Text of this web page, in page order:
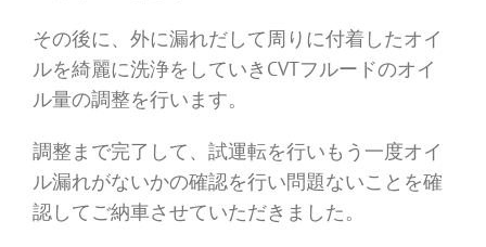
その後に、外に漏れだして周りに付着したオイ
ルを綺麗に洗浄をしていきCVTフルードのオイ
ル量の調整を行います。
調整まで完了して、試運転を行いもう一度オイ
ル漏れがないかの確認を行い問題ないことを確
認してご納車させていただきました。